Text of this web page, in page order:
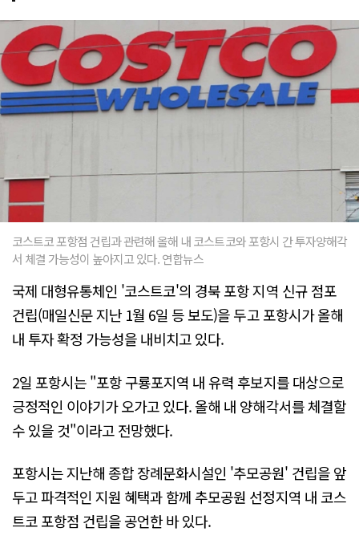
코스트코 포항점 건립과 관련해 올해 내 코스트코와 포항시 간 투자양해각
서 체결 가능성이 높아지고 있다. 연합뉴스
국제 대형유통체인 '코스트코'의 경북 포항 지역 신규 점포
건립(매일신문 지난 1월 6일 등 보도)을 두고 포항시가 올해
내 투자 확정 가능성을 내비치고 있다.
2일 포항시는 "포항 구룡포지역 내 유력 후보지를 대상으로
긍정적인 이야기가 오가고 있다. 올해 내 양해각서를 체결할
수 있을 것"이라고 전망했다.
포항시는 지난해 종합 장례문화시설인 '추모공원' 건립을 앞
두고 파격적인 지원 혜택과 함께 추모공원 선정지역 내 코스
트코 포항점 건립을 공언한 바 있다.